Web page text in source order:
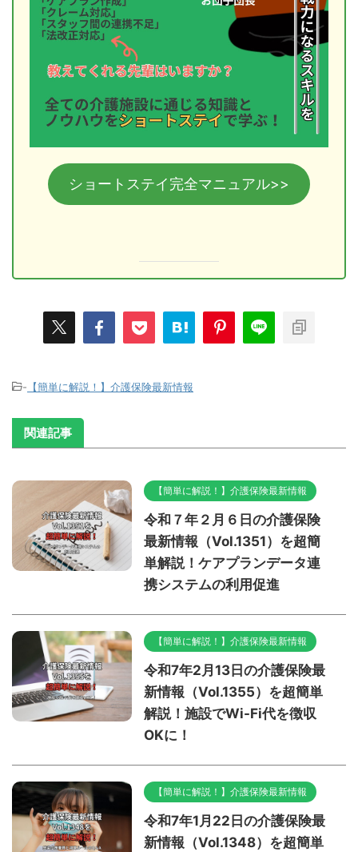
ショートステイ完全マニュアル>>
- 【簡単に解説！】介護保険最新情報
関連記事
【簡単に解説！】介護保険最新情報
令和７年２月６日の介護保険
最新情報（Vol.1351）を超簡
単解説！ケアプランデータ連
携システムの利用促進
【簡単に解説！】介護保険最新情報
令和7年2月13日の介護保険最
新情報（Vol.1355）を超簡単
解説！施設でWi-Fi代を徴収
OKに！
【簡単に解説！】介護保険最新情報
令和7年1月22日の介護保険最
新情報（Vol.1348）を超簡単